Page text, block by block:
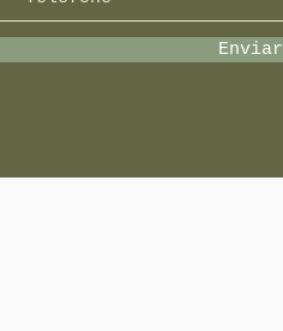
Enviar